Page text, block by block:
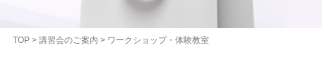
TOP > 講習会のご案内 > ワークショップ・体験教室